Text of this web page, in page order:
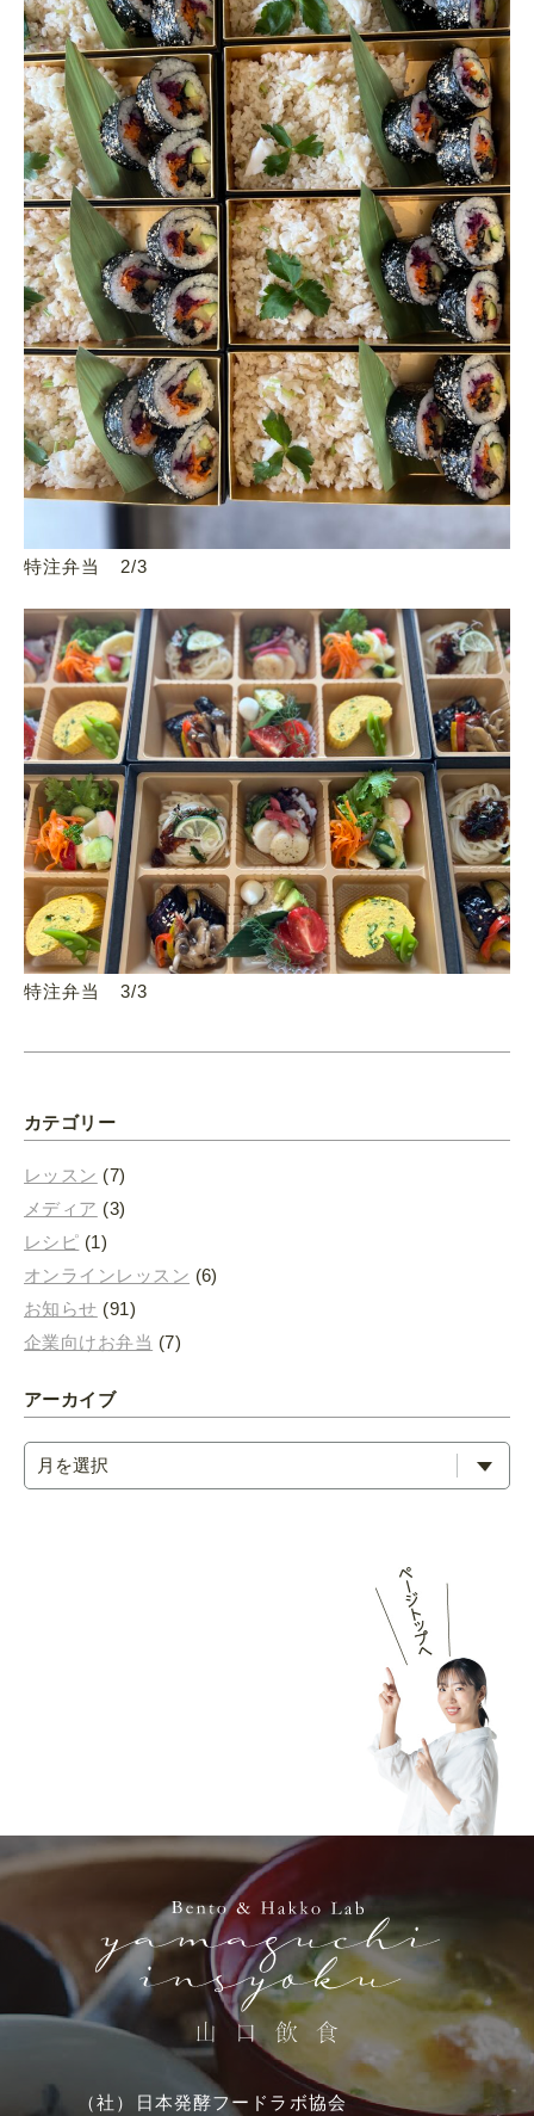
特注弁当 2/3
特注弁当 3/3
カテゴリー
レッスン (7)
メディア (3)
レシピ (1)
オンラインレッスン (6)
お知らせ (91)
企業向けお弁当 (7)
アーカイブ
（社）日本発酵フードラボ協会